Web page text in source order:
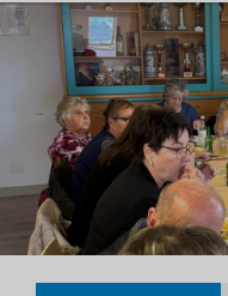
Navigation
überspringen